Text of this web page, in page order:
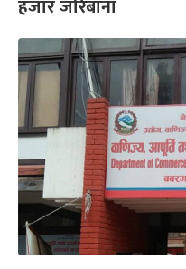
हजार जरिबाना